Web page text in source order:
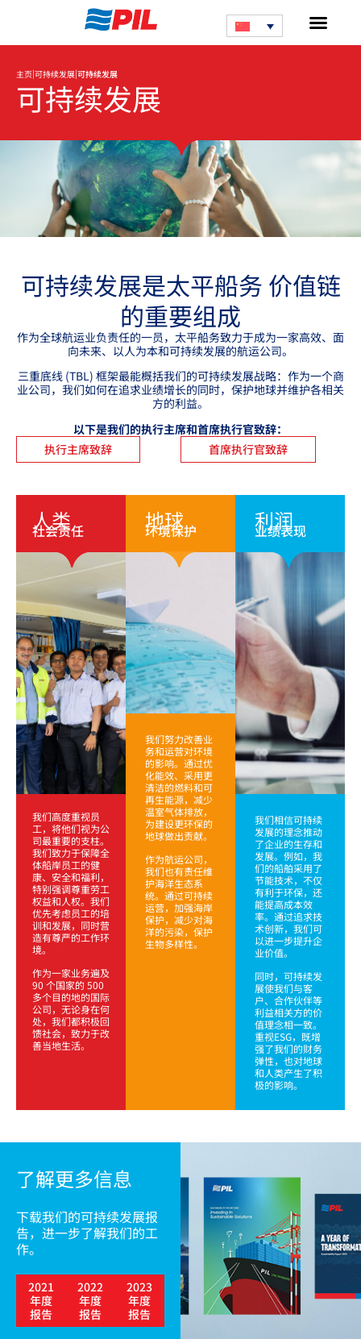
主页|可持续发展|可持续发展
可持续发展
可持续发展是太平船务 价值链
的重要组成
作为全球航运业负责任的一员，太平船务致力于成为一家高效、面
向未来、以人为本和可持续发展的航运公司。
三重底线 (TBL) 框架最能概括我们的可持续发展战略：作为一个商
业公司，我们如何在追求业绩增长的同时，保护地球并维护各相关
方的利益。
以下是我们的执行主席和首席执行官致辞：
执行主席致辞
首席执行官致辞
人类
社会责任
我们高度重视员
工，将他们视为公
司最重要的支柱。
我们致力于保障全
体船岸员工的健
康、安全和福利，
特别强调尊重劳工
权益和人权。我们
优先考虑员工的培
训和发展，同时营
造有尊严的工作环
境。
作为一家业务遍及
90 个国家的 500
多个目的地的国际
公司，无论身在何
处，我们都积极回
馈社会，致力于改
善当地生活。
地球
环境保护
我们努力改善业
务和运营对环境
的影响。通过优
化能效、采用更
清洁的燃料和可
再生能源，减少
温室气体排放，
为建设更环保的
地球做出贡献。
作为航运公司，
我们也有责任维
护海洋生态系
统。通过可持续
运营，加强海岸
保护，减少对海
洋的污染，保护
生物多样性。
利润
业绩表现
我们相信可持续
发展的理念推动
了企业的生存和
发展。例如，我
们的船舶采用了
节能技术，不仅
有利于环保，还
能提高成本效
率。通过追求技
术创新，我们可
以进一步提升企
业价值。
同时，可持续发
展使我们与客
户、合作伙伴等
利益相关方的价
值理念相一致。
重视ESG，既增
强了我们的财务
弹性，也对地球
和人类产生了积
极的影响。
了解更多信息
下载我们的可持续发展报
告，进一步了解我们的工
作。
2021
年度
报告
2022
年度
报告
2023
年度
报告